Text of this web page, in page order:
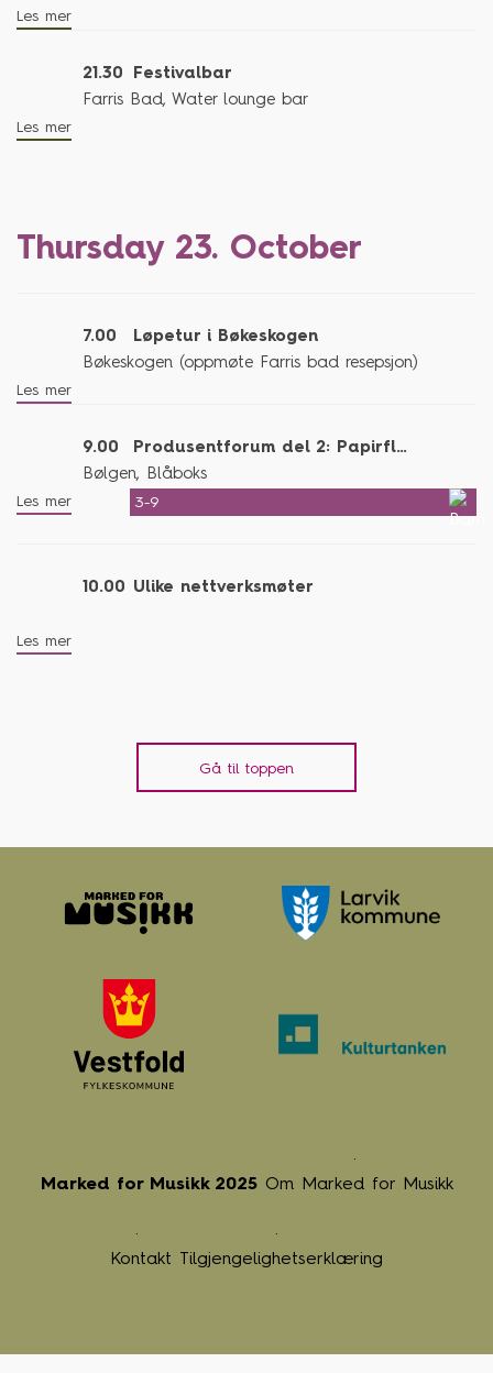
Les mer
21.30
Festivalbar
Farris Bad, Water lounge bar
Les mer
Thursday 23. October
7.00
Løpetur i Bøkeskogen
Bøkeskogen (oppmøte Farris bad resepsjon)
Les mer
9.00
Produsentforum del 2: Papirfly & flaskepost
Bølgen, Blåboks
3-9
Les mer
10.00 Ulike nettverksmøter
Les mer
Gå til toppen
Marked for Musikk 2025 Om Marked for Musikk
Kontakt Tilgjengelighetserklæring